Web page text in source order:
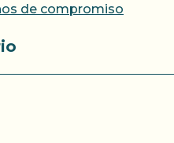
de compromiso